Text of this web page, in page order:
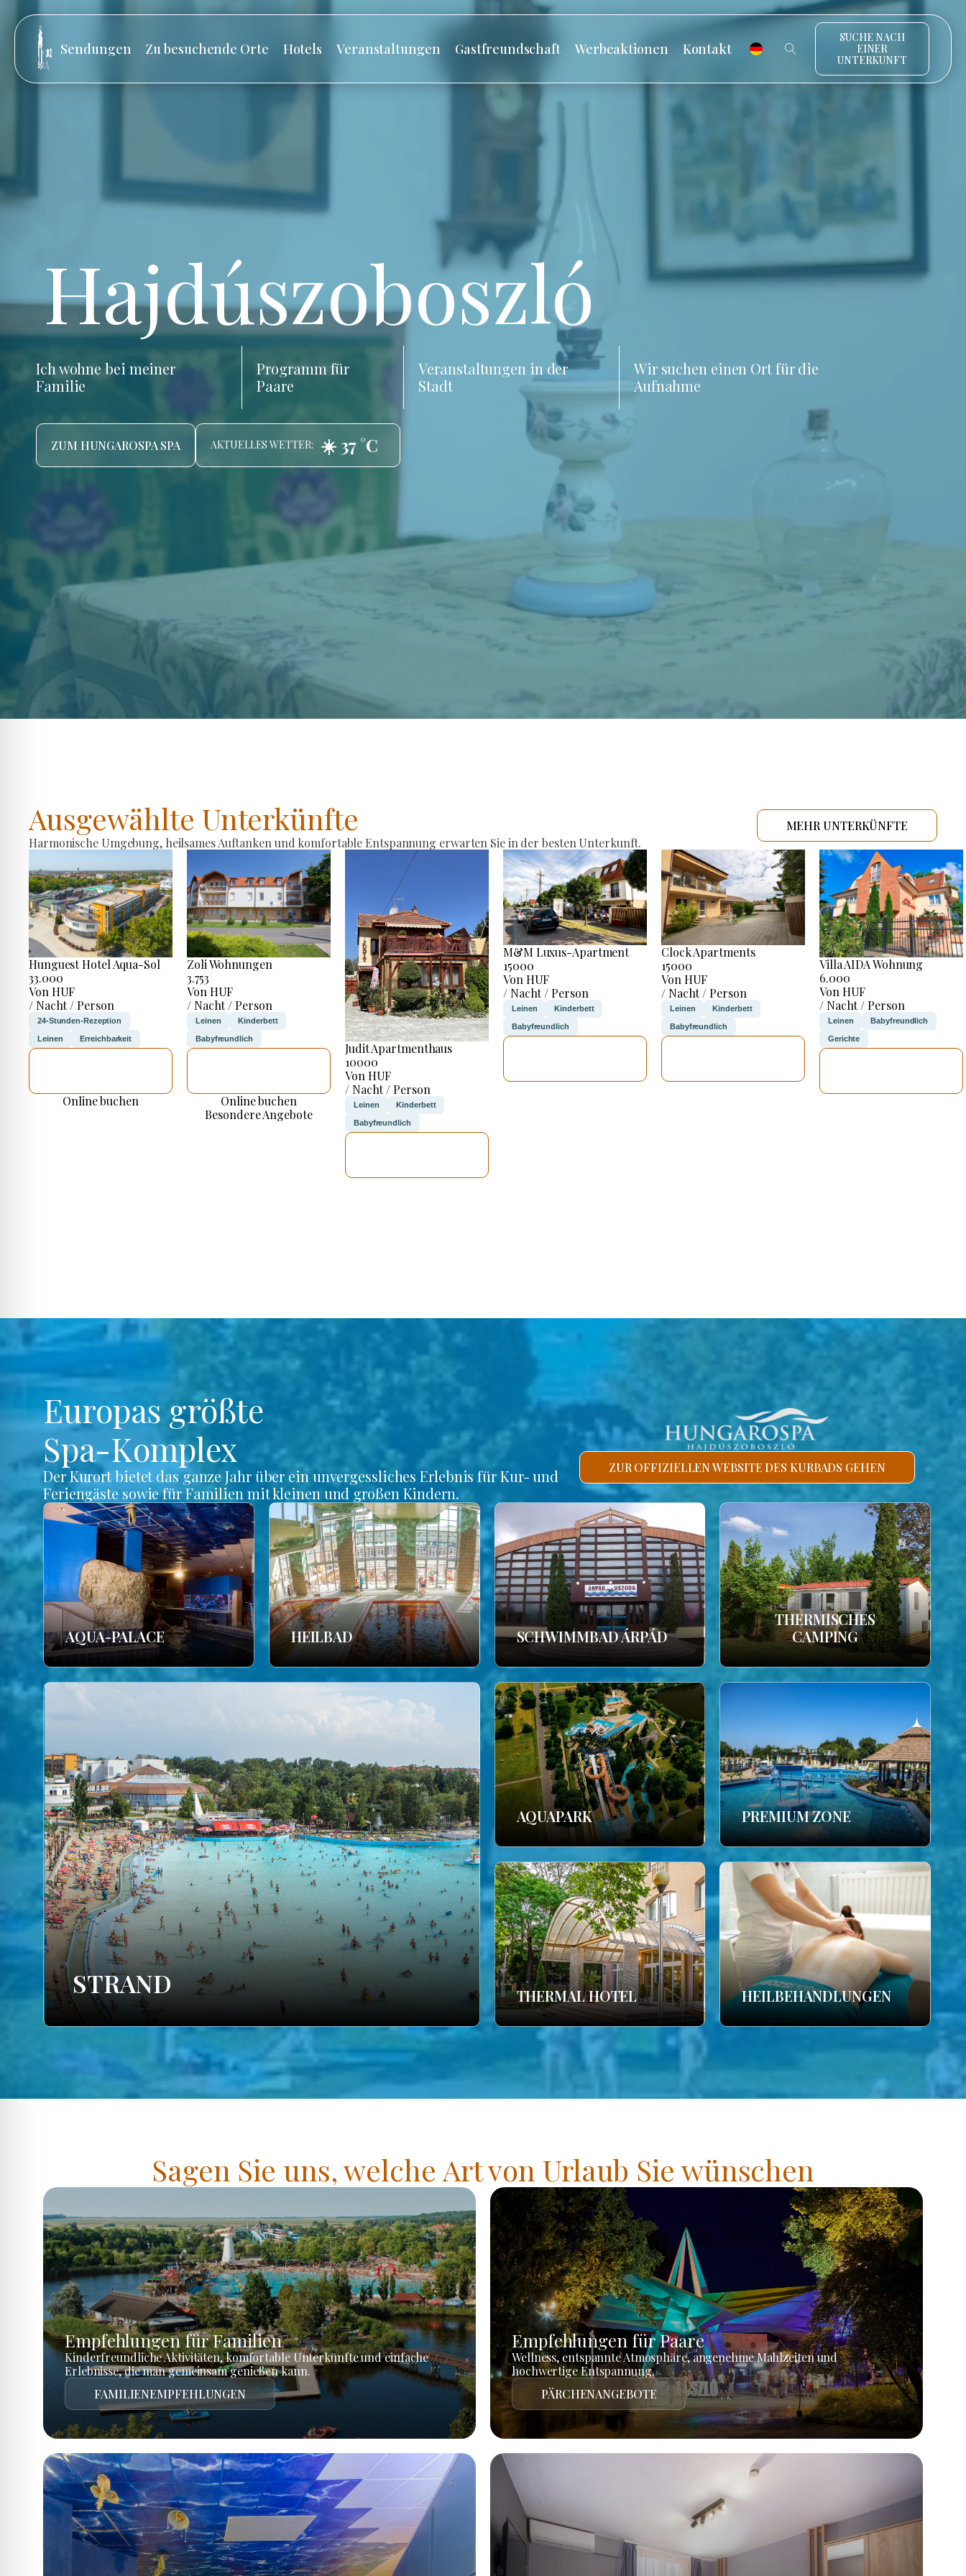
Sendungen Zu besuchende Orte Hotels Veranstaltungen Gastfreundschaft Werbeaktionen Kontakt
SUCHE NACH
EINER
UNTERKUNFT
Hajdúszoboszló
Ich wohne bei meiner
Familie
Programm für
Paare
Veranstaltungen in der
Stadt
Wir suchen einen Ort für die
Aufnahme
ZUM HUNGAROSPA SPA AKTUELLES WETTER: ☀️ 37 °C
Ausgewählte Unterkünfte
Harmonische Umgebung, heilsames Auftanken und komfortable Entspannung erwarten Sie in der besten Unterkunft.
MEHR UNTERKÜNFTE
Hunguest Hotel Aqua-Sol
33.000
Von HUF
/ Nacht / Person
24-Stunden-Rezeption
Leinen Erreichbarkeit
Online buchen
Zoli Wohnungen
3.753
Von HUF
/ Nacht / Person
Leinen Kinderbett
Babyfreundlich
Online buchen
Besondere Angebote
Judit Apartmenthaus
10000
Von HUF
/ Nacht / Person
Leinen Kinderbett
Babyfreundlich
M&M Luxus-Apartment
15000
Von HUF
/ Nacht / Person
Leinen Kinderbett
Babyfreundlich
Clock Apartments
15000
Von HUF
/ Nacht / Person
Leinen Kinderbett
Babyfreundlich
Villa AIDA Wohnung
6.000
Von HUF
/ Nacht / Person
Leinen Babyfreundlich
Gerichte
Europas größte
Spa-Komplex
Der Kurort bietet das ganze Jahr über ein unvergessliches Erlebnis für Kur- und
Feriengäste sowie für Familien mit kleinen und großen Kindern.
ZUR OFFIZIELLEN WEBSITE DES KURBADS GEHEN
AQUA-PALACE HEILBAD SCHWIMMBAD ÁRPÁD
THERMISCHES
CAMPING
STRAND
AQUAPARK PREMIUM ZONE
THERMAL HOTEL HEILBEHANDLUNGEN
Sagen Sie uns, welche Art von Urlaub Sie wünschen
Empfehlungen für Familien
Kinderfreundliche Aktivitäten, komfortable Unterkünfte und einfache
Erlebnisse, die man gemeinsam genießen kann.
FAMILIENEMPFEHLUNGEN
Empfehlungen für Paare
Wellness, entspannte Atmosphäre, angenehme Mahlzeiten und
hochwertige Entspannung.
PÄRCHENANGEBOTE